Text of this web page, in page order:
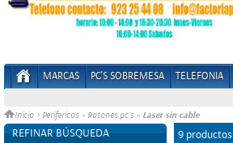
MARCAS PC'S SOBREMESA TELEFONIA
Inicio > Perifericos » Ratones pc´s » Laser sin cable
REFINAR BÚSQUEDA
9 productos